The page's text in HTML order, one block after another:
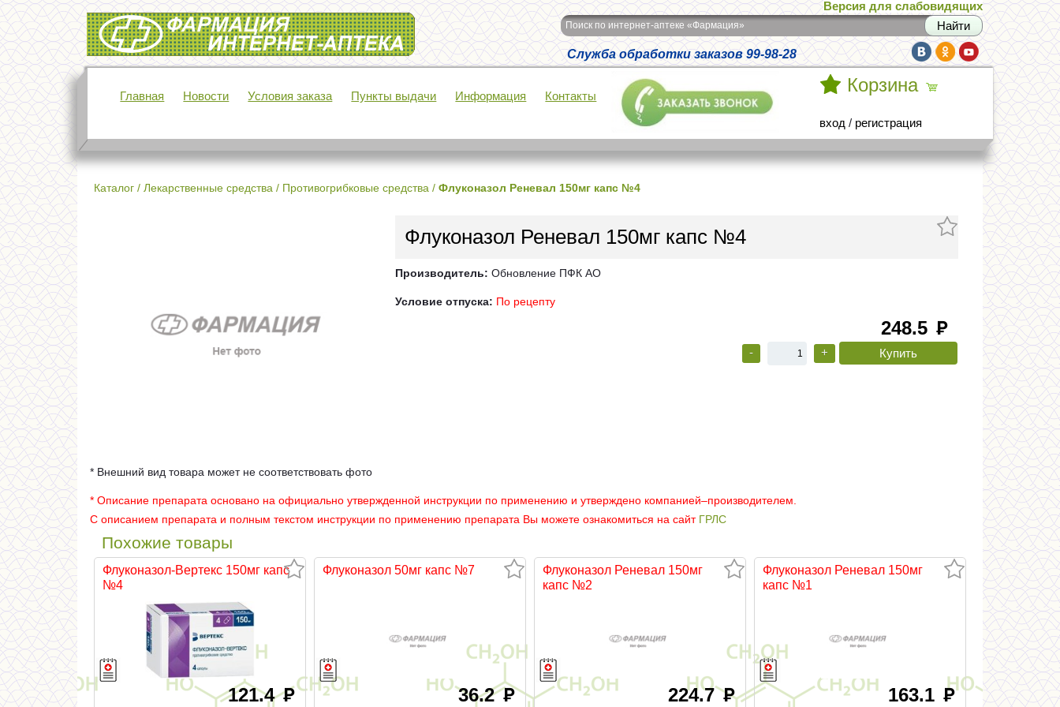
Интернет-аптека Фармация
Версия для слабовидящих
Поиск по интернет-аптеке «Фармация»
Служба обработки заказов 99-98-28
Главная Новости Условия заказа Пункты выдачи Информация Контакты
Корзина
вход / регистрация
Каталог / Лекарственные средства / Противогрибковые средства / Флуконазол Реневал 150мг капс №4
Флуконазол Реневал 150мг капс №4
Производитель: Обновление ПФК АО
Условие отпуска: По рецепту
248.5 руб
- +
* Внешний вид товара может не соответствовать фото
* Описание препарата основано на официально утвержденной инструкции по применению и утверждено компанией–производителем.
С описанием препарата и полным текстом инструкции по применению препарата Вы можете ознакомиться на сайт ГРЛС
Похожие товары
Флуконазол-Вертекс 150мг капс
№4
121.4руб
Флуконазол 50мг капс №7
36.2руб
Флуконазол Реневал 150мг
капс №2
224.7руб
Флуконазол Реневал 150мг
капс №1
163.1 руб